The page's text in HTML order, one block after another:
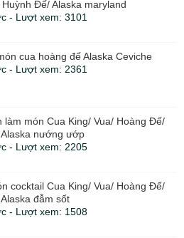
Đế/ Alaska maryland
- Lượt xem: 3101
cua hoàng đế Alaska Ceviche
- Lượt xem: 2361
làm món Cua King/ Vua/ Hoàng Đế/
nướng ướp
- Lượt xem: 2205
cocktail Cua King/ Vua/ Hoàng Đế/
đẫm sốt
- Lượt xem: 1508